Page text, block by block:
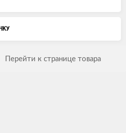
Перейти к странице товара